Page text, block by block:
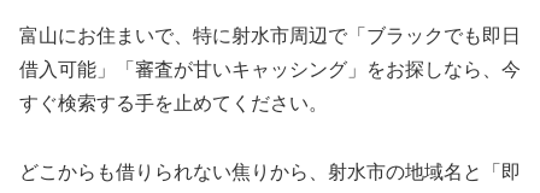
富山にお住まいで、特に射水市周辺で「ブラックでも即日
借入可能」「審査が甘いキャッシング」をお探しなら、今
すぐ検索する手を止めてください。
どこからも借りられない焦りから、射水市の地域名と「即